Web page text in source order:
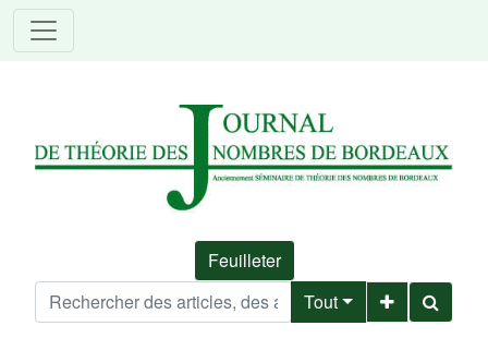
Feuilleter
Tout